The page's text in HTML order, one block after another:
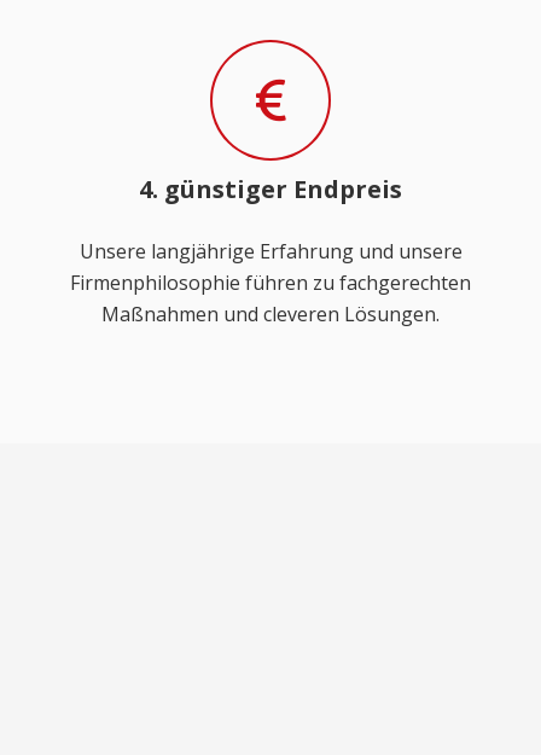
4. günstiger Endpreis
Unsere langjährige Erfahrung und unsere
Firmenphilosophie führen zu fachgerechten
Maßnahmen und cleveren Lösungen.